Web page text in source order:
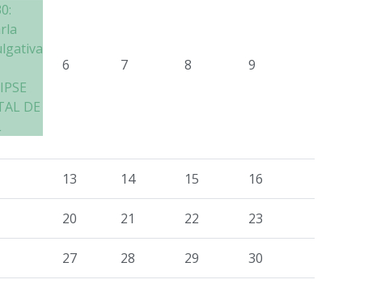
DE
6 7 8 9
13 14 15 16
20 21 22 23
27 28 29 30